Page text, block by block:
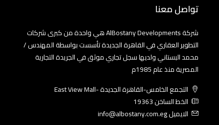
تواصل معنا
شركة AlBostany Developments هي واحدة من كبرى شركات
التطوير العقاري في القاهرة الجديدة تأسست بواسطة المهندس /
محمد البستاني ولديها سجل تجاري موثق في الجريدة التجارية
المصرية منذ عام 1985م
التجمع الخامس-القاهرة الجديدة -East View Mall
الخط الساخن 19363
الايميل info@albostany.com.eg